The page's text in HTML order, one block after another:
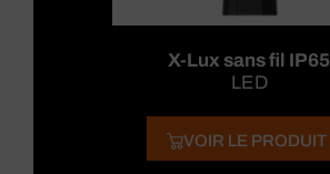
X-Lux sans fil IP65
LED
VOIR LE PRODUIT